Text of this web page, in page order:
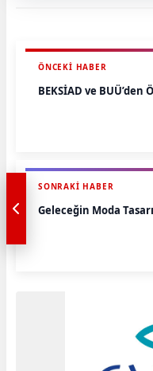
ÖNCEKI HABER
BEKSİAD ve
SONRAKI HABER
Geleceğin Moda